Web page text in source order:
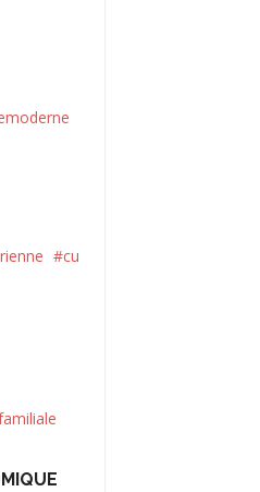
#cu